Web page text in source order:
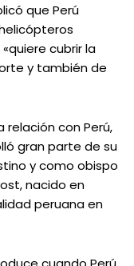
que Perú
cubrir la
y también de
relación con Perú,
gran parte de su
y como obispo
nacido en
peruana en